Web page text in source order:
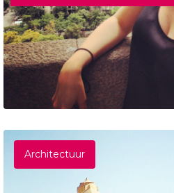
Architectuur